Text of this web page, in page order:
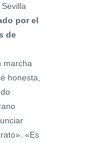
por el
de
marcha
honesta,
«Es